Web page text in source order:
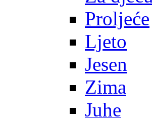
Proljeće
Ljeto
Jesen
Zima
Juhe